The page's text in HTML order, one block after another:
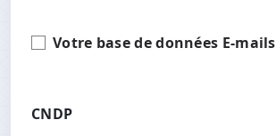
Votre base de données E-mails
CNDP